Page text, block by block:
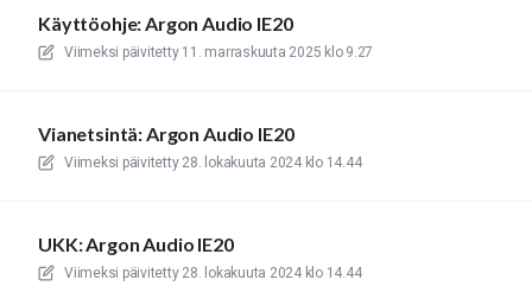
Käyttöohje: Argon Audio IE20
Viimeksi päivitetty 11. marraskuuta 2025 klo 9.27
Vianetsintä: Argon Audio IE20
Viimeksi päivitetty 28. lokakuuta 2024 klo 14.44
UKK: Argon Audio IE20
Viimeksi päivitetty 28. lokakuuta 2024 klo 14.44